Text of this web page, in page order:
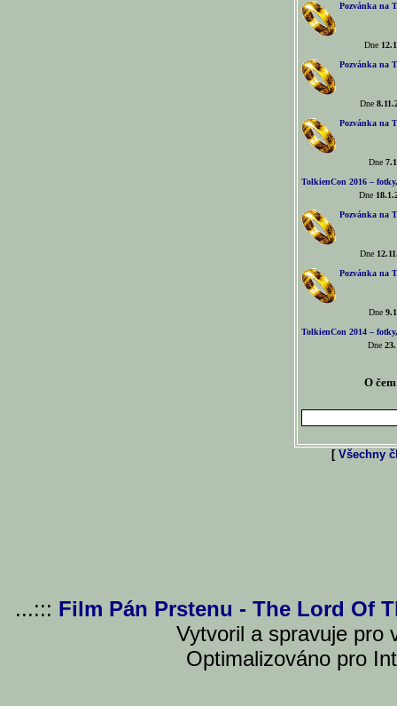
Pozvánka na
Dne
Pozvánka na
Dne
Pozvánka na
Dne
TolkienCon 2016 –
Dne
Pozvánka na
Dne
Pozvánka na
Dne
TolkienCon 2014 –
Dne
O
[ Všechny
...::: Film Pán Prstenu - The Lord Of
Vytvoril a spravuje pro
Optimalizováno pro